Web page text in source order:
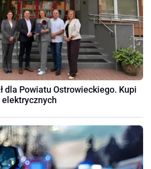
dla Powiatu Ostrowieckiego. Kupi